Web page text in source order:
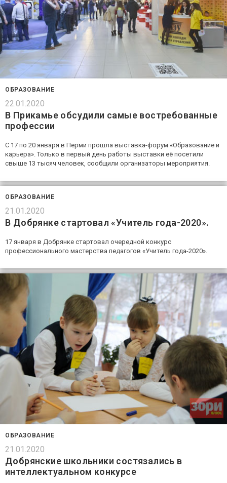
ОБРАЗОВАНИЕ
22.01.2020
В Прикамье обсудили самые востребованные
профессии
С 17 по 20 января в Перми прошла выставка-форум «Образование и
карьера». Только в первый день работы выставки её посетили
свыше 13 тысяч человек, сообщили организаторы мероприятия.
ОБРАЗОВАНИЕ
21.01.2020
В Добрянке стартовал «Учитель года-2020».
17 января в Добрянке стартовал очередной конкурс
профессионального мастерства педагогов «Учитель года-2020».
ОБРАЗОВАНИЕ
21.01.2020
Добрянские школьники состязались в
интеллектуальном конкурсе